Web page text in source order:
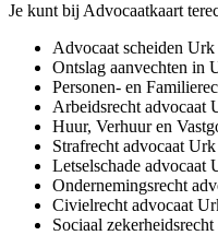
Je kunt bij Advocaatkaart
Advocaat scheiden Urk
Ontslag aanvechten in
Personen- en
Arbeidsrecht advocaat
Huur, Verhuur en
Strafrecht advocaat Urk
Letselschade advocaat
Ondernemingsrecht
Civielrecht advocaat
Sociaal